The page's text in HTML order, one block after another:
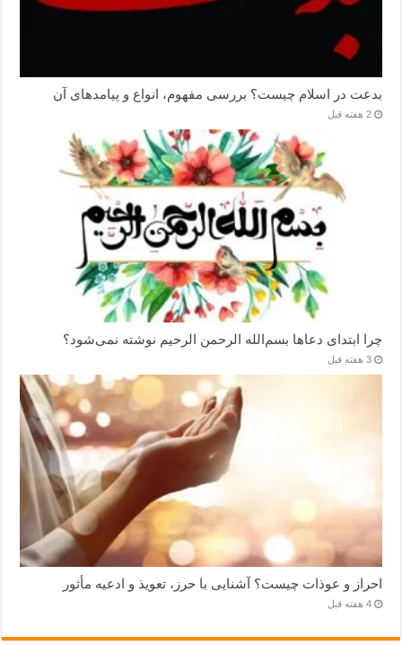
بدعت در اسلام چیست؟ بررسی مفهوم، انواع و پیامدهای آن
2 هفته قبل
چرا ابتدای دعاها بسم‌الله الرحمن الرحیم نوشته نمی‌شود؟
3 هفته قبل
احراز و عوذات چیست؟ آشنایی با حرز، تعویذ و ادعیه مأثور
4 هفته قبل